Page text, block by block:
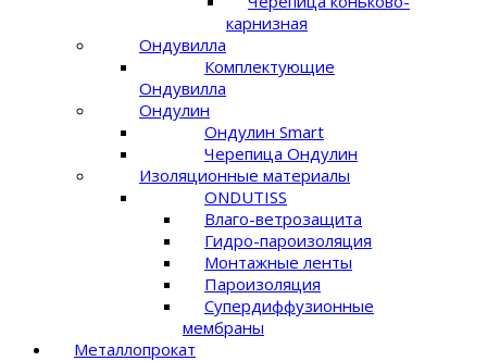
карнизная
Ондувилла
Комплектующие
Ондувилла
Ондулин
Ондулин Smart
Черепица Ондулин
Изоляционные материалы
ONDUTISS
Влаго-ветрозащита
Гидро-пароизоляция
Монтажные ленты
Пароизоляция
Супердиффузионные
мембраны
Металлопрокат